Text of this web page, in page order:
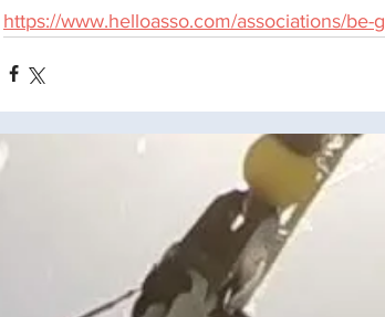
https://www.helloasso.com/associations/